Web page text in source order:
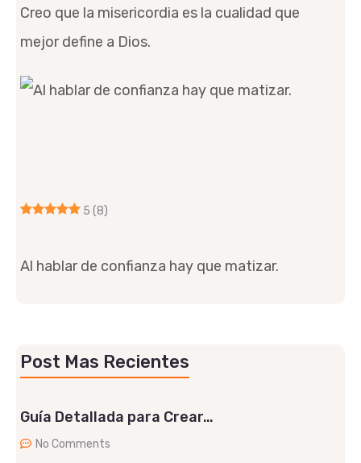
Creo que la misericordia es la cualidad que
mejor define a Dios.
5 (8)
Al hablar de confianza hay que matizar.
Post Mas Recientes
Guía Detallada para Crear…
No Comments